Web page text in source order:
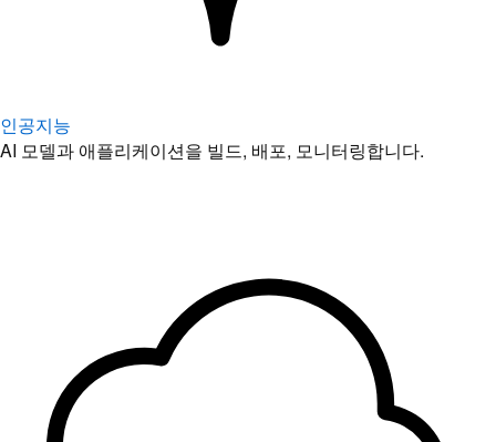
인공지능
AI 모델과 애플리케이션을 빌드, 배포, 모니터링합니다.